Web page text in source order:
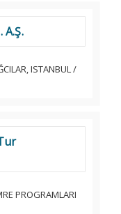
A.Ş.
ISTANBUL /
PROGRAMLARI